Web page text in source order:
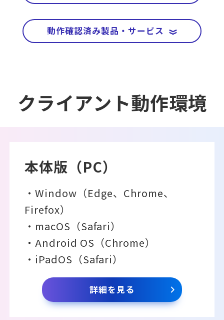
クラウド版の動作環境
パッケージ版連携ツール
販売パートナー⼀覧
動作確認済み製品・サービス
クライアント動作環境
本体版（PC）
・Window（Edge、Chrome、
Firefox）
・macOS（Safari）
・Android OS（Chrome）
・iPadOS（Safari）
詳細を見る